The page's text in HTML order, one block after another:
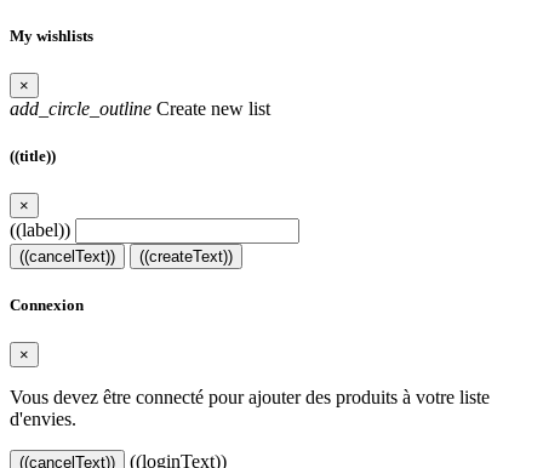
My wishlists
×
add_circle_outline Create new list
((title))
×
((label))
((cancelText)) ((createText))
Connexion
×
Vous devez être connecté pour ajouter des produits à votre liste
d'envies.
((cancelText)) ((loginText))